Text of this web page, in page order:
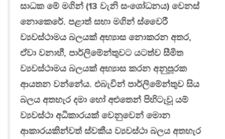
සාධක මේ මගින් (13 වැනි සංශෝධනය) වෙනස්
නොකෙරේ. පළාත් සභා මගින් ස්වෛරී
ව්‍යවස්ථාමය බලයක් අභ්‍යාස නොකරන අතර,
ඒවා වනාහී, පාර්ලිමේන්තුවට යටත්ව සීමිත
ව්‍යවස්ථාමය බලයක් අභ්‍යාස කරන අනුපූරක
ආයතන වන්නේය. එබැවින් පාර්ලිමේන්තුව සිය
බලය අතහැර දමා හෝ අළුතෙන් පිහිටැවූ යම්
ව්‍යවස්ථා අධිකාරයක් වෙනුවෙන් මොන
ආකාරයකින්වත් ස්වකීය ව්‍යවස්ථා බලය අතහැර